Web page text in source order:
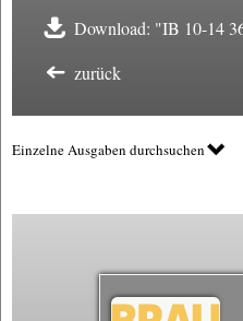
Download: "IB 10-14
zurück
Einzelne Ausgaben durchsuchen